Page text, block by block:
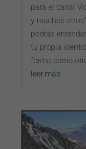
para el canal
y muchos
podrás
tu propia
forma como
leer más